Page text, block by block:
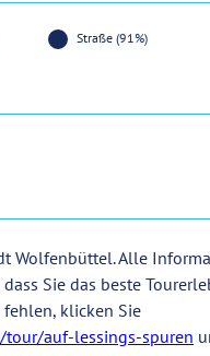
Straße (91%)
Wolfenbüttel. Alle
Sie das beste
klicken Sie
auf-lessings-spuren